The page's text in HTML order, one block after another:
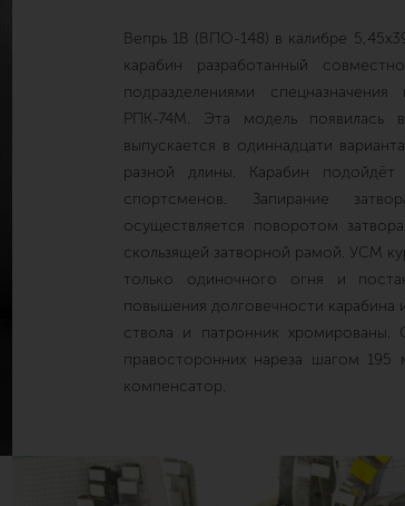
Вепрь 1В (ВПО-148) в калибре
карабин разработанный
подразделениями
РПК-74М. Эта модель
выпускается в одиннадцати
разной длины. Карабин
спортсменов. Запирание
осуществляется поворотом
скользящей затворной рамой. УСМ
только одиночного огня и
повышения долговечности карабина
ствола и патронник
правосторонних нареза шагом
компенсатор.